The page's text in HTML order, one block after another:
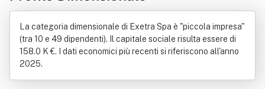
La categoria dimensionale di Exetra Spa è "piccola impresa"
(tra 10 e 49 dipendenti). Il capitale sociale risulta essere di
158.0 K €. I dati economici più recenti si riferiscono all'anno
2025.